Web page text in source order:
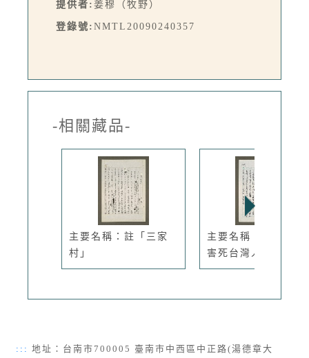
提供者: 姜穆（牧野）
登錄號: NMTL20090240357
-相關藏品-
主要名稱：註「三家
村」
主要名稱：陳水扁會
害死台灣人
::: 地址：台南市700005 臺南市中西區中正路(湯德章大